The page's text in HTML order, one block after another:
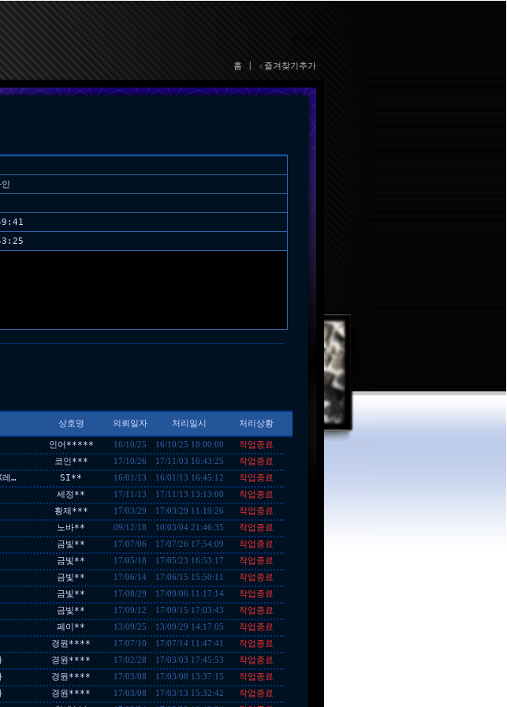
상호명 의뢰일자 처리일시 처리상황
인어***** 16/10/25 16/10/25 18:00:00
작업종료
코인*** 17/10/26 17/11/03 16:43:25
작업종료
레…
SI** 16/01/13 16/01/13 16:45:12
작업종료
세정** 17/11/13 17/11/13 13:13:00
작업종료
황제*** 17/03/29 17/03/29 11:19:26
작업종료
노바** 09/12/18 10/03/04 21:46:35
작업종료
금빛** 17/07/06 17/07/26 17:54:09
작업종료
금빛** 17/05/18 17/05/23 16:53:17
작업종료
금빛** 17/06/14 17/06/15 15:50:11
작업종료
금빛** 17/08/29 17/09/06 11:17:14
작업종료
금빛** 17/09/12 17/09/15 17:03:43
작업종료
페이** 13/09/25 13/09/29 14:17:05
작업종료
경원**** 17/07/10 17/07/14 11:47:41
작업종료
경원**** 17/02/28 17/03/03 17:45:53
작업종료
경원**** 17/03/08 17/03/08 13:37:15
작업종료
경원**** 17/03/08 17/03/13 15:32:42
작업종료
홈 ☆즐겨찾기추가